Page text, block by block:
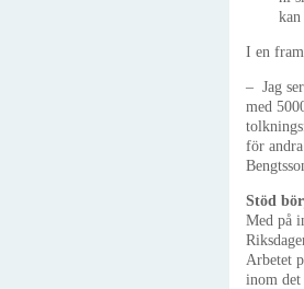
I en
– Jag
med
för
Stöd
Med på
Arbetet
inom det